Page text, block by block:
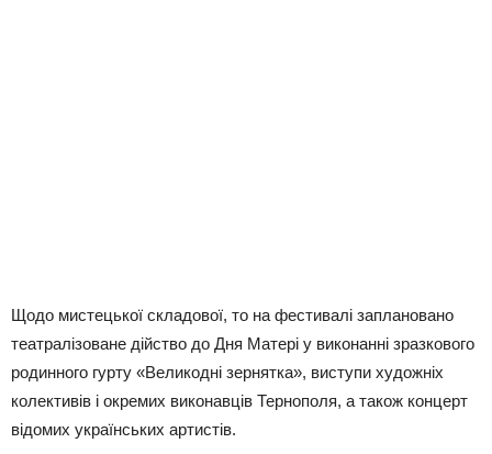
Щодо мистецької складової, то на фестивалі заплановано
театралізоване дійство до Дня Матері у виконанні зразкового
родинного гурту «Великодні зернятка», виступи художніх
колективів і окремих виконавців Тернополя, а також концерт
відомих українських артистів.